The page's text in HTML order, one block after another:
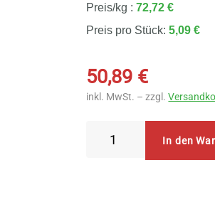
Preis/kg :72,72 €
Preis pro Stück:5,09 €
50,89 €
inkl. MwSt. – zzgl.
In den